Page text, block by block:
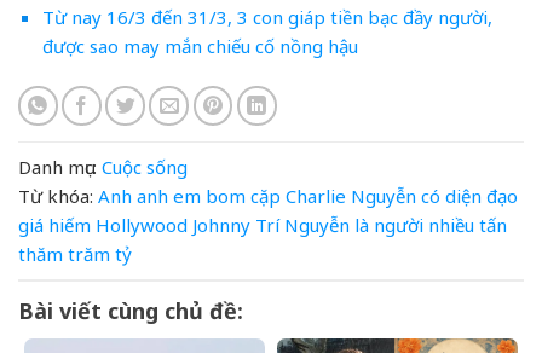
Từ nay 16/3 đến 31/3, 3 con giáp tiền bạc đầy người,
được sao may mắn chiếu cố nồng hậu
Danh mục: Cuộc sống
Từ khóa: Anh anh em bom cặp Charlie Nguyễn có diện đạo
giá hiếm Hollywood Johnny Trí Nguyễn là người nhiều tấn
thăm trăm tỷ
Bài viết cùng chủ đề: